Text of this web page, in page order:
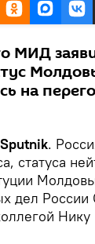
МИД
на
.
статуса
дел